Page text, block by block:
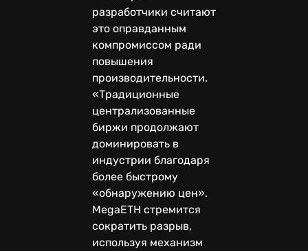
разработчики считают
это оправданным
компромиссом ради
повышения
производительности.
«Традиционные
централизованные
биржи продолжают
доминировать в
индустрии благодаря
более быстрому
«обнаружению цен».
MegaETH стремится
сократить разрыв,
используя механизм